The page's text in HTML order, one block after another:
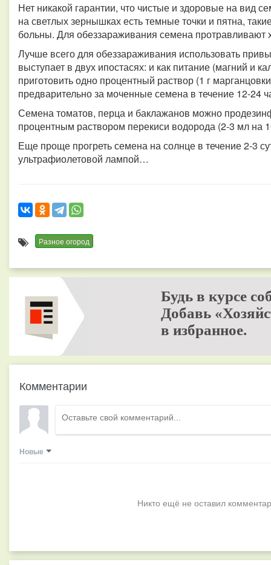
Нет никакой гарантии, что чистые и здоровые на вид
на светлых зернышках есть темные точки и пятна,
больны. Для обеззараживания семена протравливают
Лучше всего для обеззараживания использовать
выступает в двух ипостасях: и как питание (магний и
приготовить одно процентный раствор (1 г
предварительно за моченные семена в течение 12-24
Семена томатов, перца и баклажанов можно
процентным раствором перекиси водорода (2-3 мл на
Еще проще прогреть семена на солнце в течение 2-3
ультрафиолетовой лампой…
Разное огород
Будь в курсе
Добавь
в избранное.
Комментарии
Новые
Никто ещё не оставил